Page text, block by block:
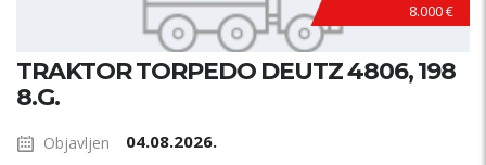
8.000 €
TRAKTOR TORPEDO DEUTZ 4806, 198
8.G.
Objavljen 04.08.2026.